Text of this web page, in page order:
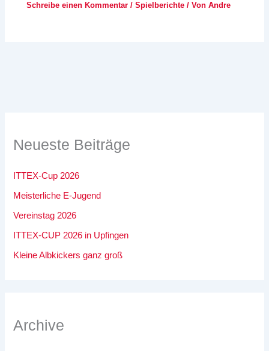
Schreibe einen Kommentar /Spielberichte / VonAndre
Neueste Beiträge
ITTEX-Cup 2026
Meisterliche E-Jugend
Vereinstag 2026
ITTEX-CUP 2026 in Upfingen
Kleine Albkickers ganz groß
Archive